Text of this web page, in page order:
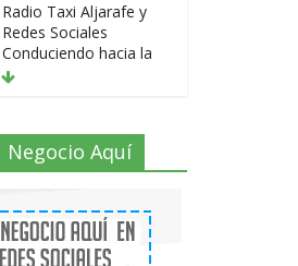
Radio Taxi Aljarafe y
Redes Sociales
Conduciendo hacia la
Conexión Digital
Radio Taxi Aljarafe tel
653404040 el Servicio
en Aljarafe
2 Comments
Aquí